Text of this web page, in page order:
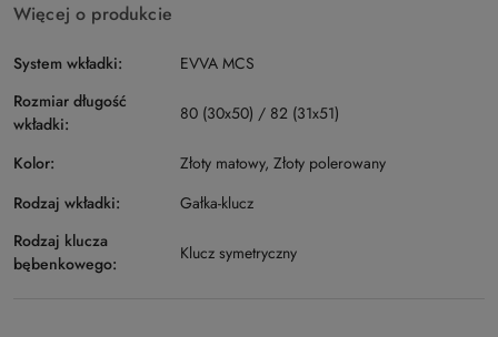
Więcej o produkcie
System wkładki:
EVVA MCS
Rozmiar długość
wkładki:
80 (30x50) / 82 (31x51)
Kolor:
Złoty matowy, Złoty polerowany
Rodzaj wkładki:
Gałka-klucz
Rodzaj klucza
bębenkowego:
Klucz symetryczny